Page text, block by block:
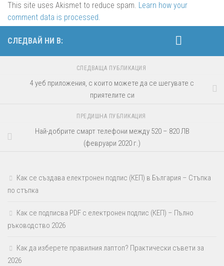
This site uses Akismet to reduce spam. Learn how your
comment data is processed.
СЛЕДВАЙ НИ В:
СЛЕДВАЩА ПУБЛИКАЦИЯ
4 уеб приложения, с които можете да се шегувате с
приятелите си
ПРЕДИШНА ПУБЛИКАЦИЯ
Най-добрите смарт телефони между 520 – 820 ЛВ
(февруари 2020 г.)
Как се създава електронен подпис (КЕП) в България – Стъпка
по стъпка
Как се подписва PDF с електронен подпис (КЕП) – Пълно
ръководство 2026
Как да изберете правилния лаптоп? Практически съвети за
2026